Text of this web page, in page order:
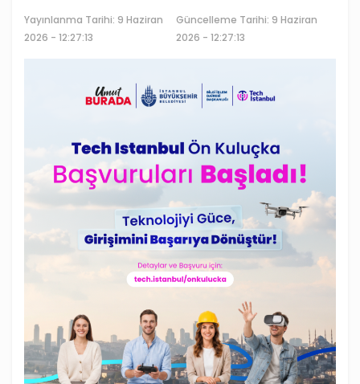
Yayınlanma Tarihi: 9 Haziran
2026 - 12:27:13
Güncelleme Tarihi: 9 Haziran
2026 - 12:27:13